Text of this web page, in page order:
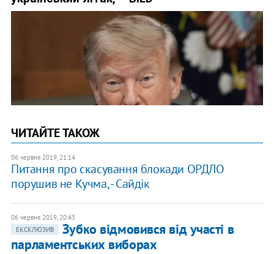
ЧИТАЙТЕ ТАКОЖ
06 червня 2019, 21:14
Питання про скасування блокади ОРДЛО
порушив не Кучма, - Сайдік
06 червня 2019, 20:43
ЕКСКЛЮЗИВ
Зубко відмовився від участі в
парламентських виборах